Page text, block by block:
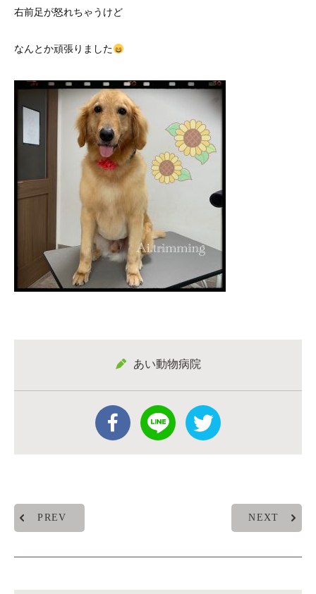
右前足が怒れちゃうけど
なんとか頑張りました
あい動物病院
PREV NEXT